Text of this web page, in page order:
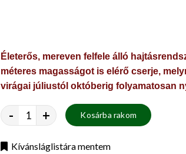
Életerős, mereven felfele álló
méteres magasságot is elérő cserje,
virágai júliustól októberig folyamatosan
- + Kosárba rakom
Kívánsláglistára mentem